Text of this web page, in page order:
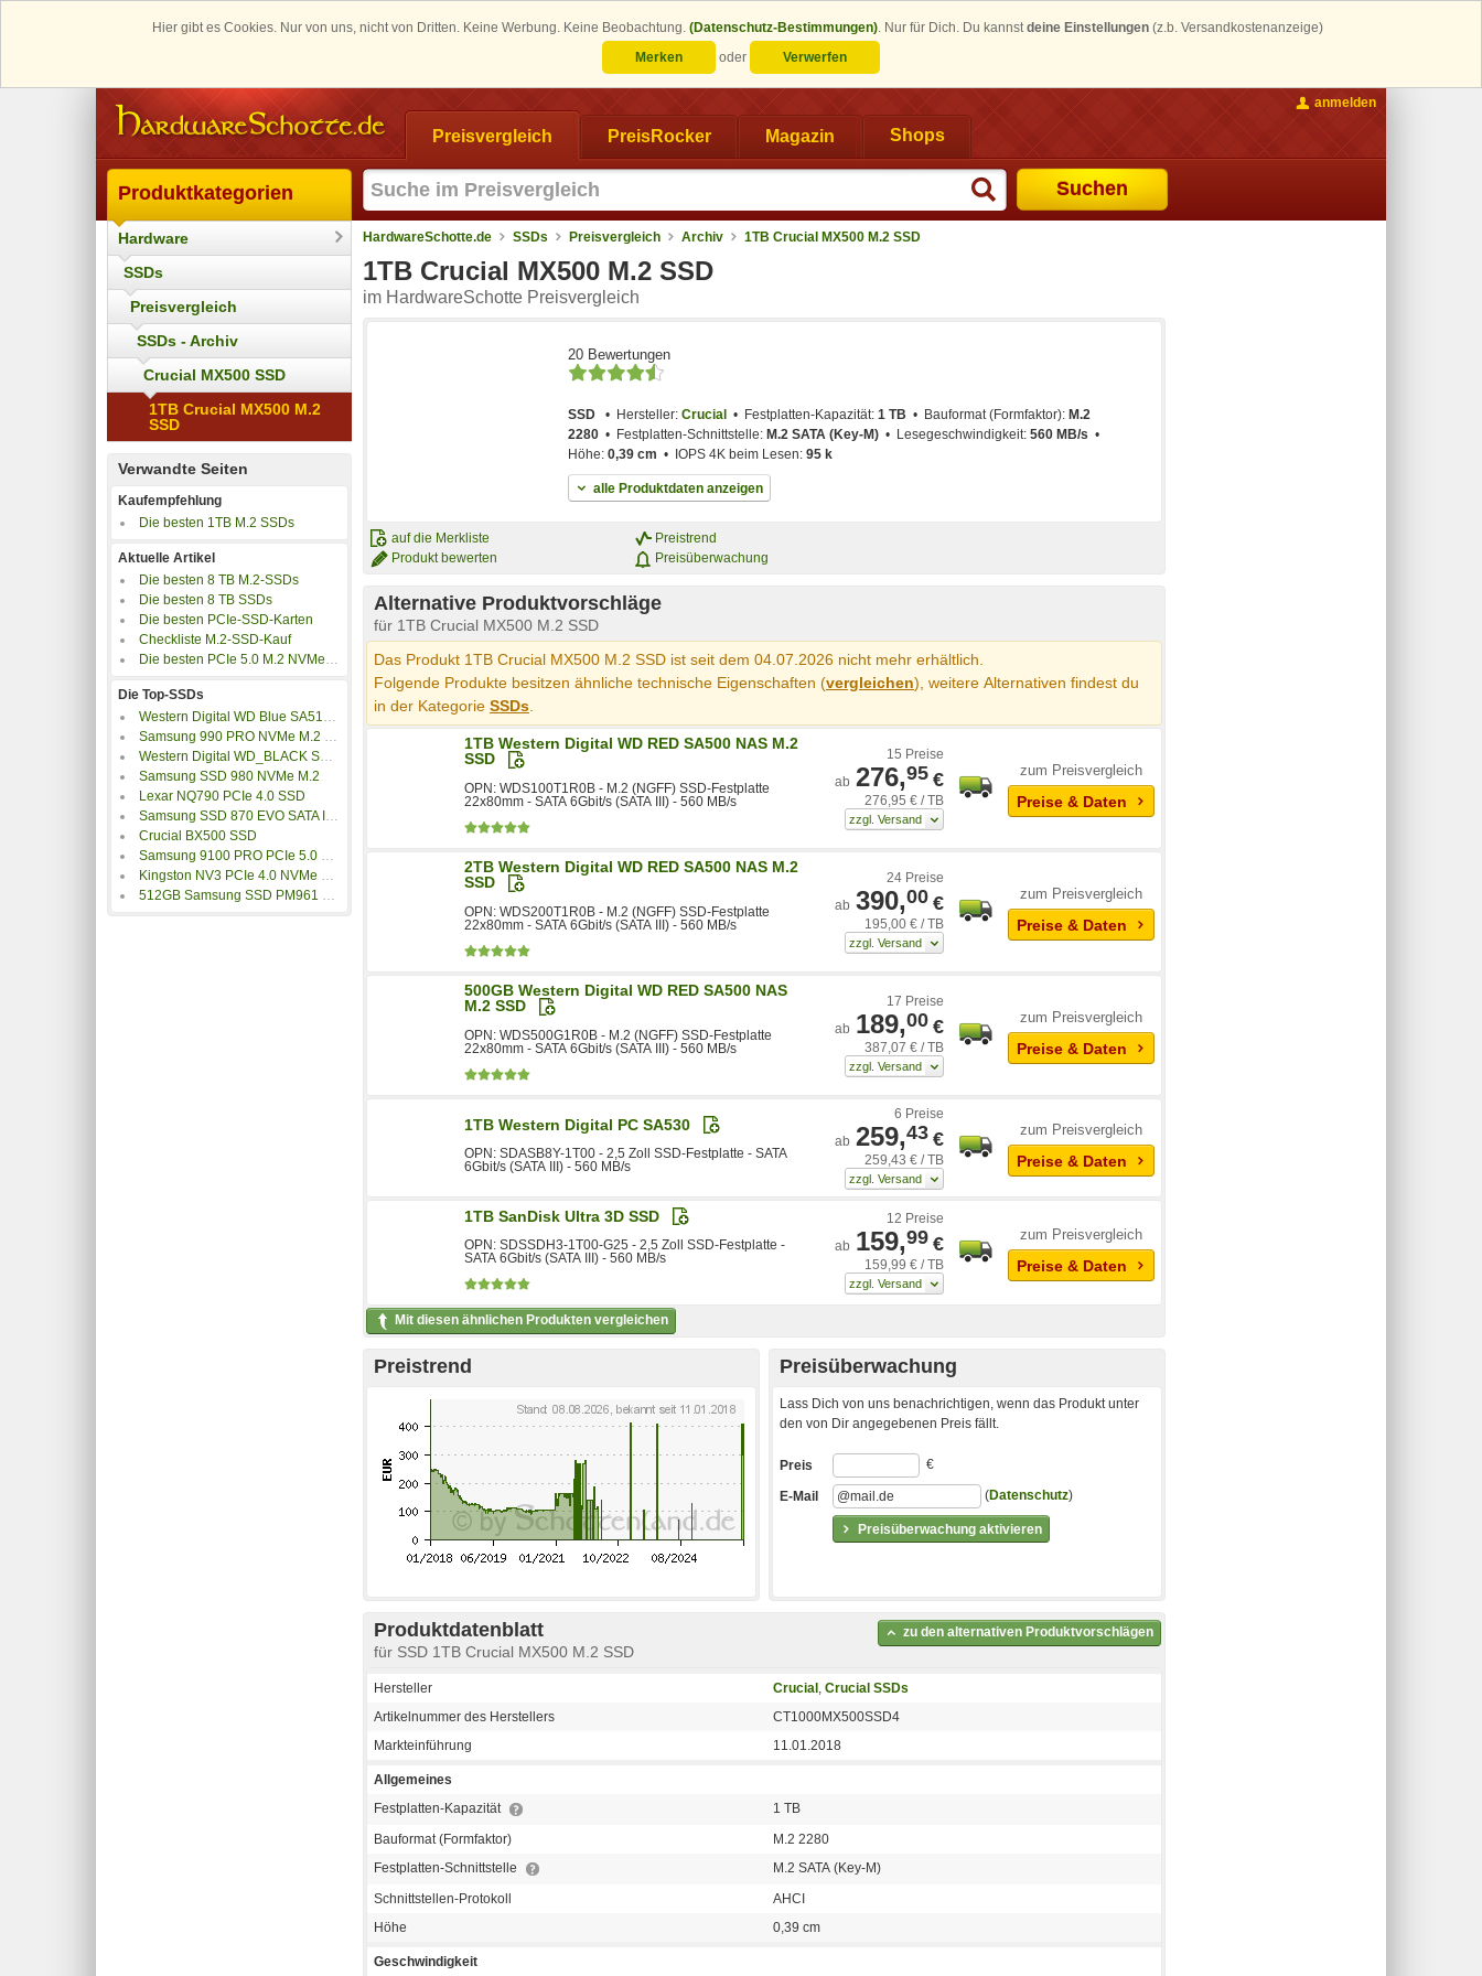
Hier gibt es Cookies. Nur von uns, nicht von Dritten. Keine Werbung. Keine Beobachtung. (Datenschutz-Bestimmungen). Nur für Dich. Du kannstdeine Einstellungen (z.b. Versandkostenanzeige)
Merken
oder Verwerfen
Preisvergleich PreisRocker Magazin Shops
Suchen
anmelden
Produktkategorien
Hardware
SSDs
Preisvergleich
SSDs - Archiv
Crucial MX500 SSD
1TB Crucial MX500 M.2
SSD
Verwandte Seiten
Kaufempfehlung
Die besten 1TB M.2 SSDs
Aktuelle Artikel
Die besten 8 TB M.2-SSDs
Die besten 8 TB SSDs
Die besten PCIe-SSD-Karten
Checkliste M.2-SSD-Kauf
Die besten PCIe 5.0 M.2 NVMe SSDs
Die Top-SSDs
Western Digital WD Blue SA510 SATA SSD M.2 2280
Samsung 990 PRO NVMe M.2 SSD
Western Digital WD_BLACK SN7100 NVMe SSD
Samsung SSD 980 NVMe M.2
Lexar NQ790 PCIe 4.0 SSD
Samsung SSD 870 EVO SATA III 2.5 Zoll
Crucial BX500 SSD
Samsung 9100 PRO PCIe 5.0 NVMe M.2 SSD
Kingston NV3 PCIe 4.0 NVMe SSD
512GB Samsung SSD PM961 M.2
HardwareSchotte.de SSDs Preisvergleich Archiv 1TB Crucial MX500 M.2 SSD
1TB Crucial MX500 M.2 SSD
im HardwareSchotte Preisvergleich
20 Bewertungen
SSD Hersteller: Crucial Festplatten-Kapazität: 1 TB Bauformat (Formfaktor): M.2
2280
Festplatten-Schnittstelle: M.2 SATA (Key-M) Lesegeschwindigkeit: 560 MB/s
Höhe: 0,39 cm IOPS 4K beim Lesen: 95 k
alle Produktdaten anzeigen
auf die Merkliste
Produkt bewerten
Preistrend
Preisüberwachung
Alternative Produktvorschläge
für 1TB Crucial MX500 M.2 SSD
Das Produkt 1TB Crucial MX500 M.2 SSD ist seit dem 04.07.2026 nicht mehr erhältlich.
Folgende Produkte besitzen ähnliche technische Eigenschaften (vergleichen), weitere Alternativen findest du
in der Kategorie SSDs.
1TB Western Digital WD RED SA500 NAS M.2
SSD
OPN: WDS100T1R0B - M.2 (NGFF) SSD-Festplatte
22x80mm - SATA 6Gbit/s (SATA III) - 560 MB/s
15 Preise
ab 276,95 €
276,95 € / TB
zum Preisvergleich
Preise & Daten
2TB Western Digital WD RED SA500 NAS M.2
SSD
OPN: WDS200T1R0B - M.2 (NGFF) SSD-Festplatte
22x80mm - SATA 6Gbit/s (SATA III) - 560 MB/s
24 Preise
ab 390,00 €
195,00 € / TB
zum Preisvergleich
Preise & Daten
500GB Western Digital WD RED SA500 NAS
M.2 SSD
OPN: WDS500G1R0B - M.2 (NGFF) SSD-Festplatte
22x80mm - SATA 6Gbit/s (SATA III) - 560 MB/s
17 Preise
ab 189,00 €
387,07 € / TB
zum Preisvergleich
Preise & Daten
1TB Western Digital PC SA530
OPN: SDASB8Y-1T00 - 2,5 Zoll SSD-Festplatte - SATA
6Gbit/s (SATA III) - 560 MB/s
6 Preise
ab 259,43 €
259,43 € / TB
zum Preisvergleich
Preise & Daten
1TB SanDisk Ultra 3D SSD
OPN: SDSSDH3-1T00-G25 - 2,5 Zoll SSD-Festplatte -
SATA 6Gbit/s (SATA III) - 560 MB/s
12 Preise
ab 159,99 €
159,99 € / TB
zum Preisvergleich
Preise & Daten
Mit diesen ähnlichen Produkten vergleichen
Preistrend Preisüberwachung
Lass Dich von uns benachrichtigen, wenn das Produkt unter
den von Dir angegebenen Preis fällt.
Preisüberwachung aktivieren
Preis €
E-Mail (Datenschutz)
Produktdatenblatt
für SSD 1TB Crucial MX500 M.2 SSD
zu den alternativen Produktvorschlägen
Hersteller Crucial , Crucial SSDs
Artikelnummer des Herstellers
CT1000MX500SSD4
Markteinführung
11.01.2018
Allgemeines
Festplatten-Kapazität
1 TB
Bauformat (Formfaktor)
M.2 2280
Festplatten-Schnittstelle
M.2 SATA (Key-M)
Schnittstellen-Protokoll
AHCI
Höhe
0,39 cm
Geschwindigkeit